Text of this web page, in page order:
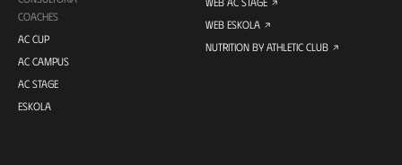
COACHES
AC CUP
AC CAMPUS
AC STAGE
ESKOLA
WEB ESKOLA
NUTRITION BY ATHLETIC CLUB